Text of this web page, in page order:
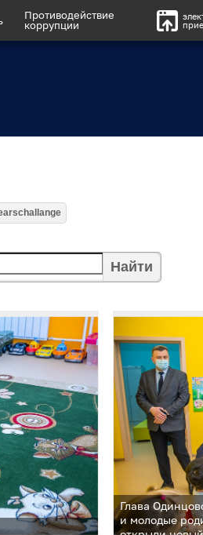
Противодействие
коррупции
Найти
Глава
и молодые